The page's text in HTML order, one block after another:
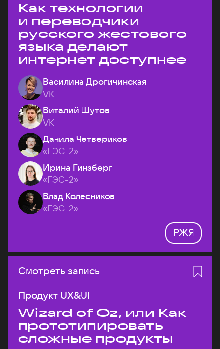
Как технологии
и переводчики
русского жестового
языка делают
интернет доступнее
Василина Дрогичинская
VK
Виталий Шутов
VK
Данила Четвериков
«ГЭС-2»
Ирина Гинзберг
«ГЭС-2»
Влад Колесников
«ГЭС-2»
РЖЯ
Смотреть запись
Продукт UX&UI
Wizard of Oz, или Как
прототипировать
сложные продукты